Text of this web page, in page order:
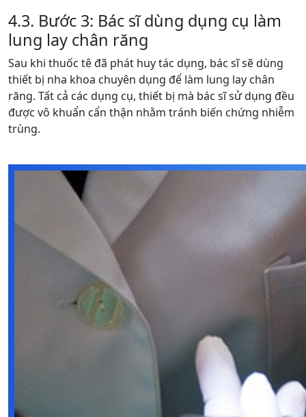
4.3. Bước 3: Bác sĩ dùng dụng cụ làm
lung lay chân răng
Sau khi thuốc tê đã phát huy tác dụng, bác sĩ sẽ dùng
thiết bị nha khoa chuyên dụng để làm lung lay chân
răng. Tất cả các dụng cụ, thiết bị mà bác sĩ sử dụng đều
được vô khuẩn cẩn thận nhằm tránh biến chứng nhiễm
trùng.